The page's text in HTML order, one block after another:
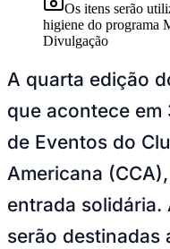
Os itens serão
higiene do programa
Divulgação
A quarta edição
que acontece em
de Eventos do
Americana
entrada solidária.
serão destinadas